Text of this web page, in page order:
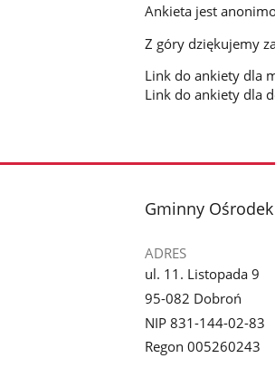
Ankieta jest
Z góry dziękujemy
Link do ankiety dla
Link do ankiety dla
stopka
Gminny
ADRES
ul. 11. Listopada 9
95-082 Dobroń
NIP 831-144-02-83
Regon 005260243